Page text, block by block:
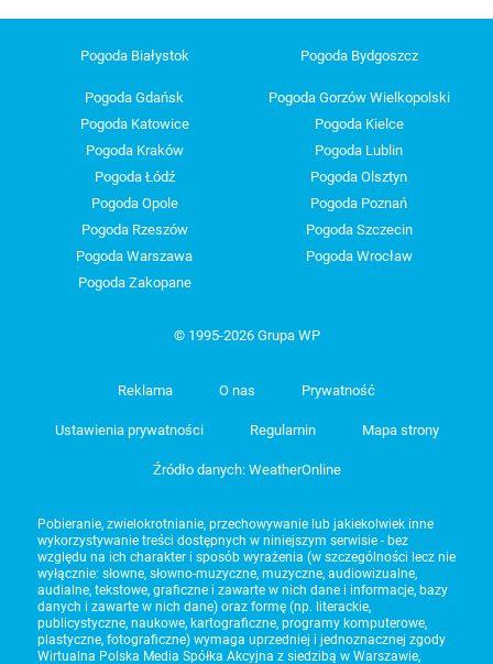
Pogoda Białystok Pogoda Bydgoszcz
Pogoda Gdańsk
Pogoda Gorzów Wielkopolski
Pogoda Katowice
Pogoda Kielce
Pogoda Kraków
Pogoda Lublin
Pogoda Łódź
Pogoda Olsztyn
Pogoda Opole
Pogoda Poznań
Pogoda Rzeszów
Pogoda Szczecin
Pogoda Warszawa
Pogoda Wrocław
Pogoda Zakopane
© 1995-2026 Grupa WP
Reklama O nas Prywatność
Ustawienia prywatności Regulamin Mapa strony
Źródło danych: WeatherOnline
Pobieranie, zwielokrotnianie, przechowywanie lub jakiekolwiek inne
wykorzystywanie treści dostępnych w niniejszym serwisie - bez
względu na ich charakter i sposób wyrażenia (w szczególności lecz nie
wyłącznie: słowne, słowno-muzyczne, muzyczne, audiowizualne,
audialne, tekstowe, graficzne i zawarte w nich dane i informacje, bazy
danych i zawarte w nich dane) oraz formę (np. literackie,
publicystyczne, naukowe, kartograficzne, programy komputerowe,
plastyczne, fotograficzne) wymaga uprzedniej i jednoznacznej zgody
Wirtualna Polska Media Spółka Akcyjna z siedzibą w Warszawie,